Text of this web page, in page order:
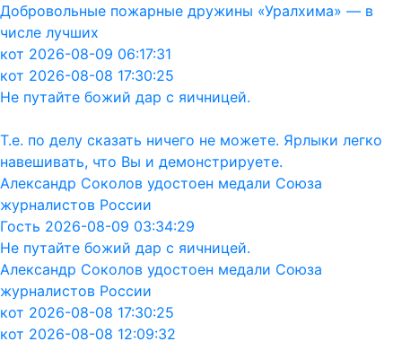
Добровольные пожарные дружины «Уралхима» — в
числе лучших
кот 2026-08-09 06:17:31
кот 2026-08-08 17:30:25
Не путайте божий дар с яичницей.
Т.е. по делу сказать ничего не можете. Ярлыки легко
навешивать, что Вы и демонстрируете.
Александр Соколов удостоен медали Союза
журналистов России
Гость 2026-08-09 03:34:29
Не путайте божий дар с яичницей.
Александр Соколов удостоен медали Союза
журналистов России
кот 2026-08-08 17:30:25
кот 2026-08-08 12:09:32